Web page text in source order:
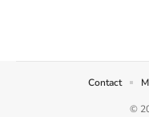
©
Contact